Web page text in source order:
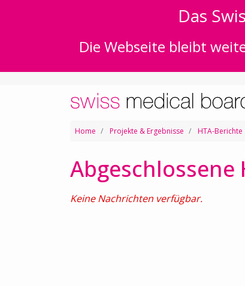
Das
Die Webseite bleibt
Home Projekte & Ergebnisse HTA-Berichte
Abgeschlossene
Keine Nachrichten verfügbar.